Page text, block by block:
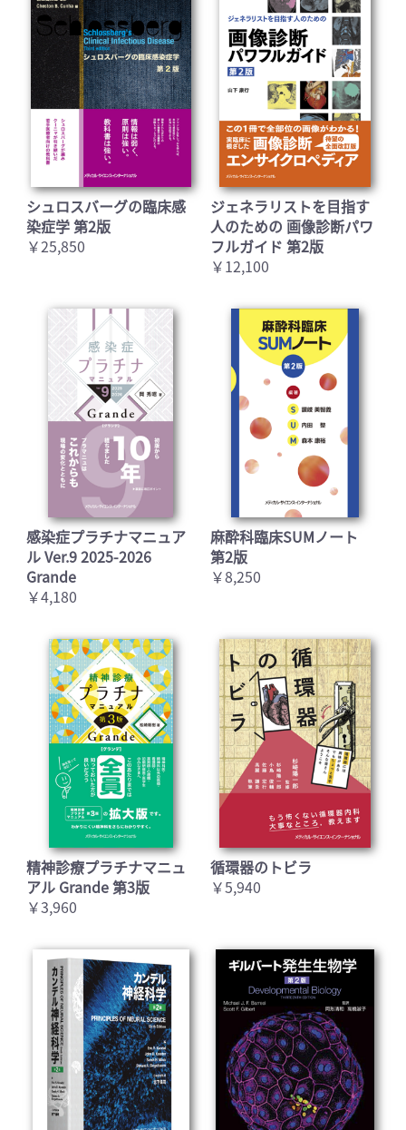
シュロスバーグの臨床感
染症学 第2版
￥25,850
ジェネラリストを目指す
人のための 画像診断パワ
フルガイド 第2版
￥12,100
感染症プラチナマニュア
ル Ver.9 2025-2026
Grande
￥4,180
麻酔科臨床SUMノート
第2版
￥8,250
精神診療プラチナマニュ
アル Grande 第3版
￥3,960
循環器のトビラ
￥5,940